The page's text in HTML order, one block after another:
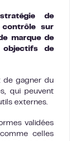
de
sur
marque de
de
de gagner du
qui peuvent
externes.
validées
celles